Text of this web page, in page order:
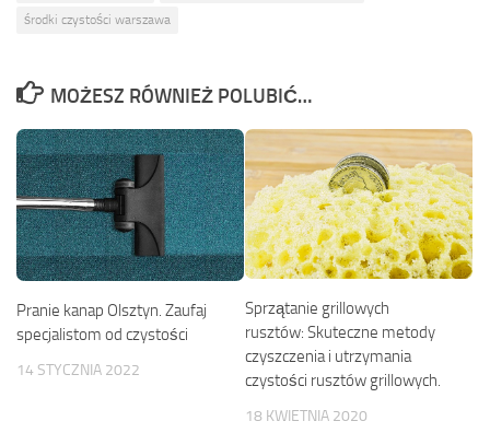
środki czystości warszawa
MOŻESZ RÓWNIEŻ POLUBIĆ…
Pranie kanap Olsztyn. Zaufaj
specjalistom od czystości
14 STYCZNIA 2022
Sprzątanie grillowych
rusztów: Skuteczne metody
czyszczenia i utrzymania
czystości rusztów grillowych.
18 KWIETNIA 2020